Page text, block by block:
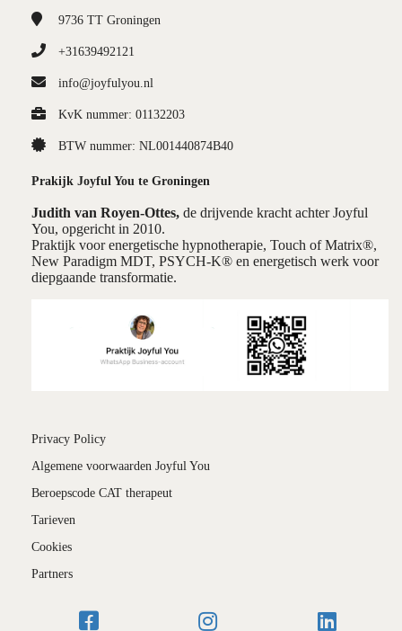
9736 TT Groningen
+31639492121
info@joyfulyou.nl
KvK nummer: 01132203
BTW nummer: NL001440874B40
Prakijk Joyful You te Groningen
Judith van Royen-Ottes, de drijvende kracht achter Joyful
You, opgericht in 2010.
Praktijk voor energetische hypnotherapie, Touch of Matrix®,
New Paradigm MDT, PSYCH-K® en energetisch werk voor
diepgaande transformatie.
Privacy Policy
Algemene voorwaarden Joyful You
Beroepscode CAT therapeut
Tarieven
Cookies
Partners